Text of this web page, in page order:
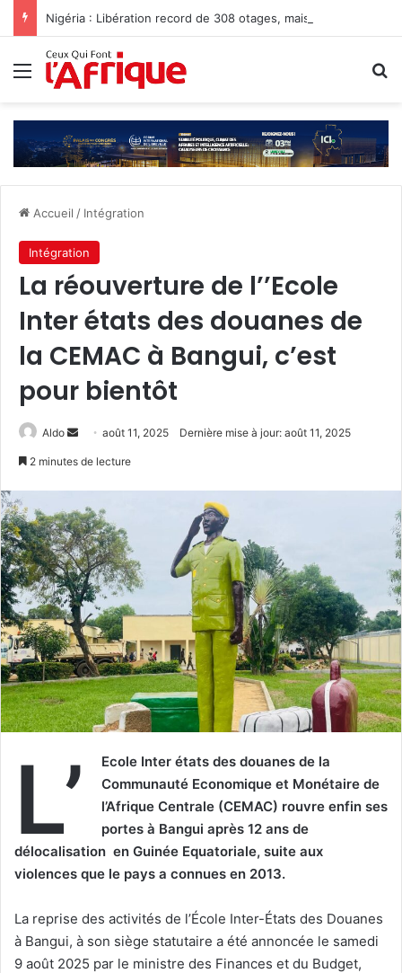
Menu
Accueil / Intégration
Intégration
La réouverture de l’’Ecole
Inter états des douanes de
la CEMAC à Bangui, c’est
pour bientôt
Aldo
Envoyeraoût 11, 2025 Dernière mise à jour: août 11, 2025
2 minutes de lecture
L’
Ecole Inter états des douanes de la
Communauté Economique et Monétaire de
l’Afrique Centrale (CEMAC) rouvre enfin ses
portes à Bangui après 12 ans de
délocalisation en Guinée Equatoriale, suite aux
violences que le pays a connues en 2013.
La reprise des activités de l’École Inter-États des Douanes
à Bangui, à son siège statutaire a été annoncée le samedi
9 août 2025 par le ministre des Finances et du Budget,